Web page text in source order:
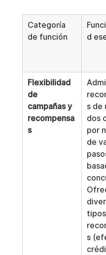
Categoría
de función
d
Flexibilidad
de
campañas y
recompensa
s
s de
dos
por
de
s